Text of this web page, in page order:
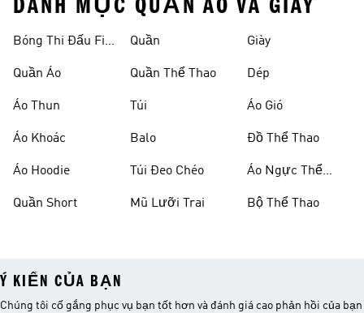
DANH MỤC QUẦN ÁO VÀ GIÀY
Bóng Thi Đấu Fifa
Quần Áo
Áo Thun
Áo Khoác
Áo Hoodie
Quần Short
Quần
Quần Thể Thao
Túi
Balo
Túi Đeo Chéo
Mũ Lưỡi Trai
Giày
Dép
Áo Gió
Đồ Thể Thao
Áo Ngực Thể
Bộ Thể Thao
Ý KIẾN CỦA BẠN
Chúng tôi cố gắng phục vụ bạn tốt hơn và đánh giá cao phản hồi của bạn